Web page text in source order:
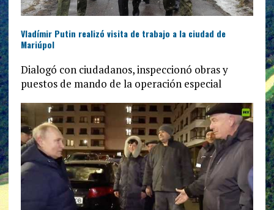
Vladímir Putin realizó visita de trabajo a la ciudad de
Mariúpol
Dialogó con ciudadanos, inspeccionó obras y
puestos de mando de la operación especial